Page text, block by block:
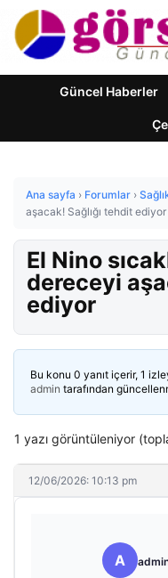
Güncel Haberler
Ana sayfa › Forumlar ›
aşacak! Sağlığı tehdit ediyor
El Nino
dereceyi
ediyor
Bu konu 0 yanıt içerir, 1
admin tarafından
1 yazı görüntüleniyor
12/06/2026: 10:13 pm
A